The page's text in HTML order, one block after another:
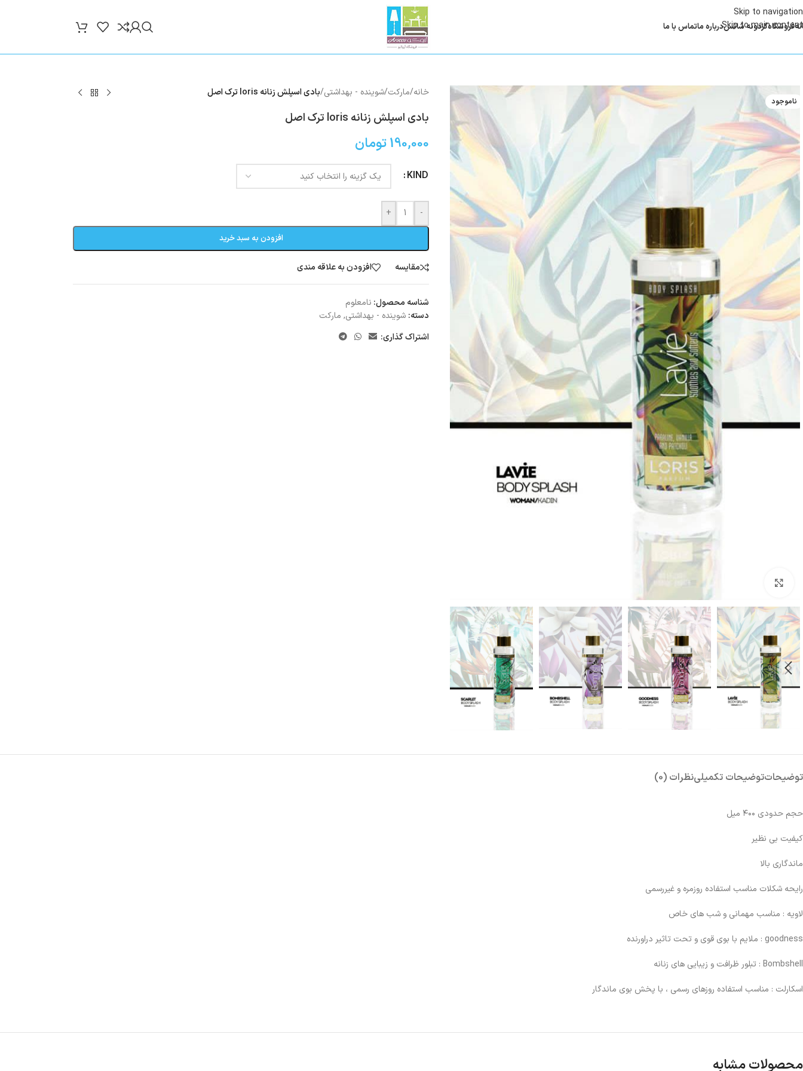
Skip to navigation
Skip to main content
فروشگاهگردونه شانسدرباره ماتماس با ما
ناموجود
خانه/مارکت/شوینده - بهداشتی/بادی اسپلش زنانه loris ترک اصل
بادی اسپلش زنانه loris ترک اصل
190,000تومان
KIND
-
+
افزودن به سبد خرید
مقایسه افزودن به علاقه مندی
شناسه محصول: نامعلوم
دسته: شوینده - بهداشتی, مارکت
اشتراک گذاری:
توضیحاتتوضیحات تکمیلینظرات (0)
حجم حدودی ۴۰۰ میل
کیفیت بی نظیر
ماندگاری بالا
رایحه شکلات مناسب استفاده روزمره و غیررسمی
لاویه : مناسب مهمانی و شب های خاص
goodness : ملایم با بوی قوی و تحت تاثیر دراورنده
Bombshell : تبلور ظرافت و زیبایی های زنانه
اسکارلت : مناسب استفاده روزهای رسمی ، با پخش بوی ماندگار
محصولات مشابه